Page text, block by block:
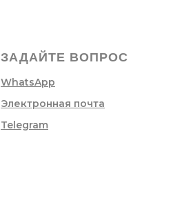
ЗАДАЙТЕ ВОПРОС
WhatsApp
Электронная почта
Telegram